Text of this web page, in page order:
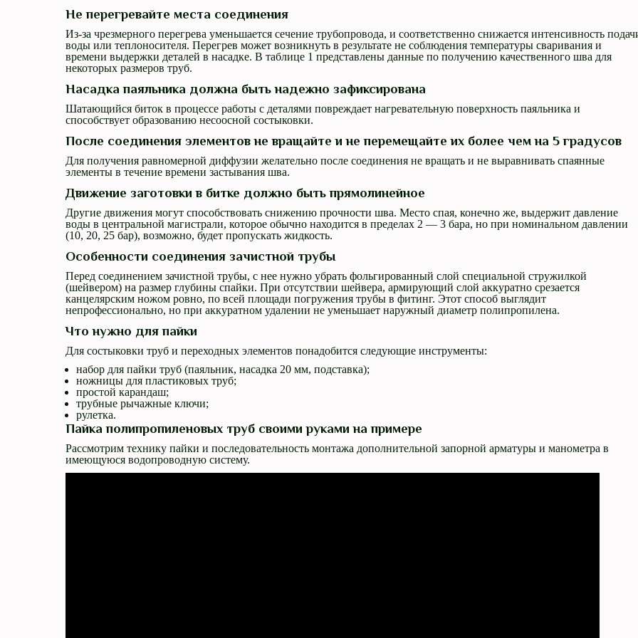
Не перегревайте места соединения
Из-за чрезмерного перегрева уменьшается сечение трубопровода, и соответственно снижается интенсивность
воды или теплоносителя. Перегрев может возникнуть в результате не соблюдения температуры сваривания и
времени выдержки деталей в насадке. В таблице 1 представлены данные по получению качественного шва для
некоторых размеров труб.
Насадка паяльника должна быть надежно зафиксирована
Шатающийся биток в процессе работы с деталями повреждает нагревательную поверхность паяльника и
способствует образованию несоосной состыковки.
После соединения элементов не вращайте и не перемещайте их более чем на 5 градусов
Для получения равномерной диффузии желательно после соединения не вращать и не выравнивать спаянные
элементы в течение времени застывания шва.
Движение заготовки в битке должно быть прямолинейное
Другие движения могут способствовать снижению прочности шва. Место спая, конечно же, выдержит давление
воды в центральной магистрали, которое обычно находится в пределах 2 — 3 бара, но при номинальном давлении
(10, 20, 25 бар), возможно, будет пропускать жидкость.
Особенности соединения зачистной трубы
Перед соединением зачистной трубы, с нее нужно убрать фольгированный слой специальной стружилкой
(шейвером) на размер глубины спайки. При отсутствии шейвера, армирующий слой аккуратно срезается
канцелярским ножом ровно, по всей площади погружения трубы в фитинг. Этот способ выглядит
непрофессионально, но при аккуратном удалении не уменьшает наружный диаметр полипропилена.
Что нужно для пайки
Для состыковки труб и переходных элементов понадобится следующие инструменты:
набор для пайки труб (паяльник, насадка 20 мм, подставка);
ножницы для пластиковых труб;
простой карандаш;
трубные рычажные ключи;
рулетка.
Пайка полипропиленовых труб своими руками на примере
Рассмотрим технику пайки и последовательность монтажа дополнительной запорной арматуры и манометра в
имеющуюся водопроводную систему.